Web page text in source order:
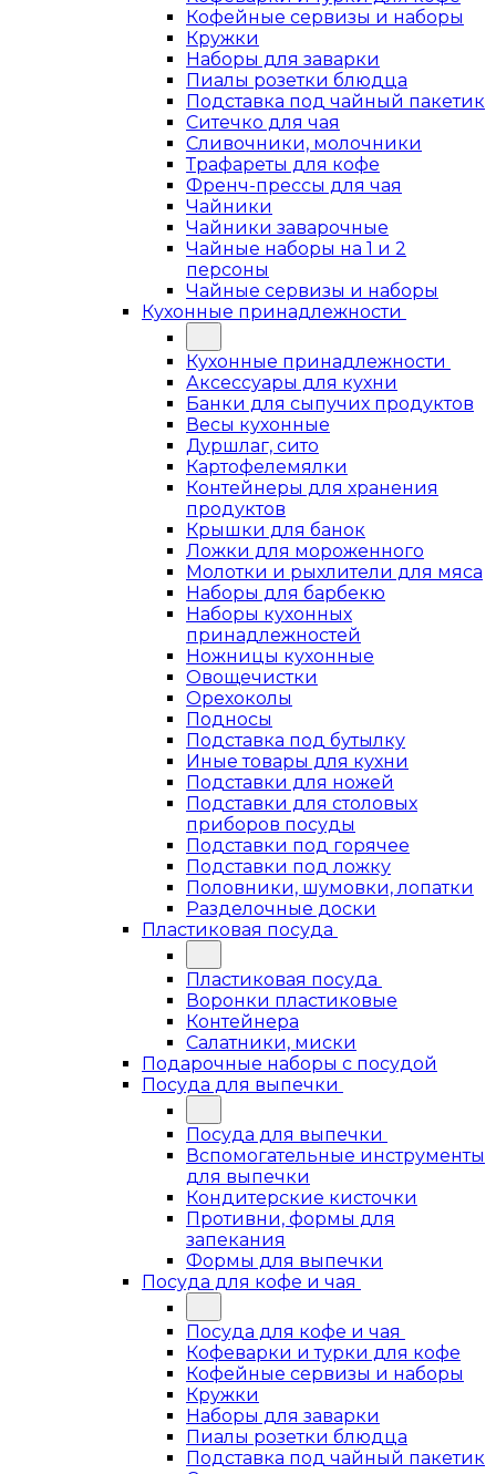
Кофейные сервизы и наборы
Кружки
Наборы для заварки
Пиалы розетки блюдца
Подставка под чайный пакетик
Ситечко для чая
Сливочники, молочники
Трафареты для кофе
Френч-прессы для чая
Чайники
Чайники заварочные
Чайные наборы на 1 и 2
персоны
Чайные сервизы и наборы
Кухонные принадлежности
Кухонные принадлежности
Аксессуары для кухни
Банки для сыпучих продуктов
Весы кухонные
Дуршлаг, сито
Картофелемялки
Контейнеры для хранения
продуктов
Крышки для банок
Ложки для мороженного
Молотки и рыхлители для мяса
Наборы для барбекю
Наборы кухонных
принадлежностей
Ножницы кухонные
Овощечистки
Орехоколы
Подносы
Подставка под бутылку
Иные товары для кухни
Подставки для ножей
Подставки для столовых
приборов посуды
Подставки под горячее
Подставки под ложку
Половники, шумовки, лопатки
Разделочные доски
Пластиковая посуда
Пластиковая посуда
Воронки пластиковые
Контейнера
Салатники, миски
Подарочные наборы с посудой
Посуда для выпечки
Посуда для выпечки
Вспомогательные инструменты
для выпечки
Кондитерские кисточки
Противни, формы для
запекания
Формы для выпечки
Посуда для кофе и чая
Посуда для кофе и чая
Кофеварки и турки для кофе
Кофейные сервизы и наборы
Кружки
Наборы для заварки
Пиалы розетки блюдца
Подставка под чайный пакетик